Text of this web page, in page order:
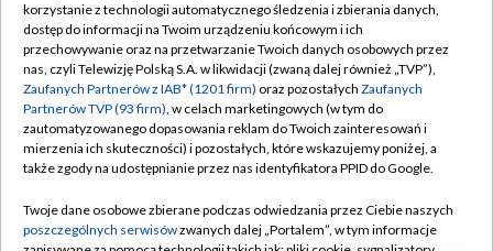
TVP
Abonament TVP
Emisja w TVP
Centrum informacji TVP
Naziemna Telewizja Cyfrowa
Rada Programowa
Regulamin TVP
Polityka prywatności
Moje zgody
Pomoc
Kontakt
korzystanie z technologii automatycznego śledzenia i zbierania danych,
dostęp do informacji na Twoim urządzeniu końcowym i ich
przechowywanie oraz na przetwarzanie Twoich danych osobowych przez
nas, czyli Telewizję Polską S.A. w likwidacji (zwaną dalej również „TVP”),
Zaufanych Partnerów z IAB* (1201 firm) oraz pozostałych Zaufanych
Partnerów TVP (93 firm), w celach marketingowych (w tym do
zautomatyzowanego dopasowania reklam do Twoich zainteresowań i
mierzenia ich skuteczności) i pozostałych, które wskazujemy poniżej, a
także zgody na udostępnianie przez nas identyfikatora PPID do Google.
Twoje dane osobowe zbierane podczas odwiedzania przez Ciebie naszych
poszczególnych serwisówzwanych dalej „Portalem”, w tym informacje